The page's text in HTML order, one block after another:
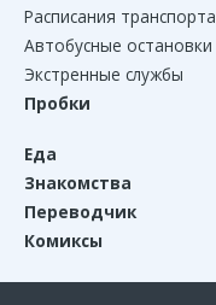
Расписания транспорта
Автобусные остановки
Экстренные службы
Пробки
Еда
Знакомства
Переводчик
Комиксы